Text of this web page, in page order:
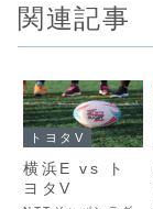
関連記事
トヨタV
横浜E vs ト
ヨタV